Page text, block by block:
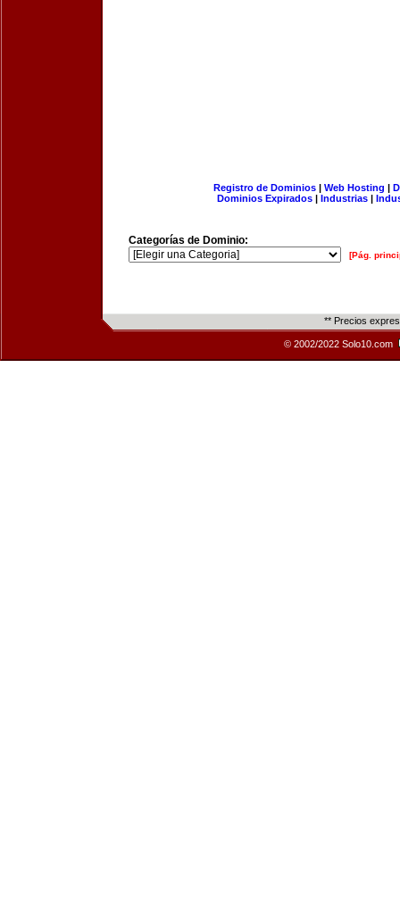
Registro de Dominios| Web Hosting |
Dominios Expirados | Industrias |
Categorías de Dominio:
[Pág.
** Precios
© 2002/2022 Solo10.com